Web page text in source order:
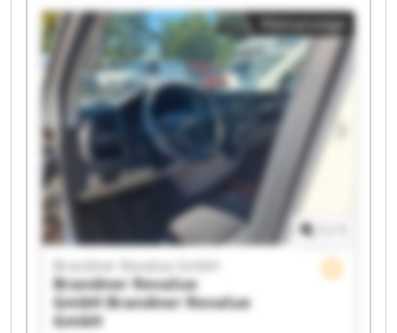
GmbH Brandner Revalue GmbH Brandner
Revalue GmbH Brandner Revalue GmbH
Brandner Revalue GmbH Brandner Revalue
GmbH Brandner Revalue GmbH Brandner
Revalue GmbH Brandner Revalue GmbH
Brandner Revalue GmbH Brandner Revalue
GmbH Brandner Revalue GmbH Brandner
Revalue GmbH Brandner Revalue GmbH
Kleinanzeige
Brandner Revalue GmbH
Brandner Revalue
GmbHBrandner Revalue
GmbH